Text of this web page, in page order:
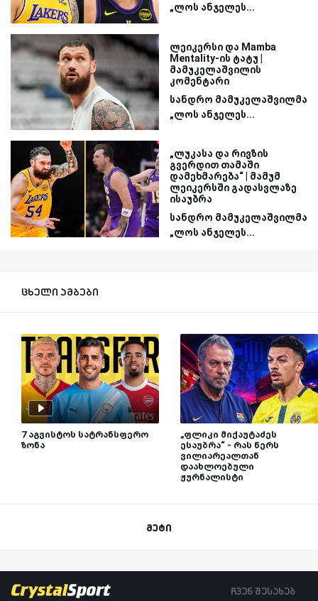
„ლოს ანჯელეს...
ლეიკერსი და Mamba
Mentality-ის ტატუ |
მამუკელაშვილის
კომენტარი
სანდრო მამუკელაშვილმა
„ლოს ანჯელეს...
„ლუკასა და რივზის
გვერდით თამაში
დამეხმარება“ | მამუმ
ლეიკერსში გადასვლაზე
ისაუბრა
სანდრო მამუკელაშვილმა
„ლოს ანჯელეს...
ცხელი ამბები
7 აგვისტოს სატრანსფერო
ზონა
„ფლიკი მიქაუტაძეს
ესაუბრა“ - რას წერს
ვილიარეალთან
დაახლოებული
ჟურნალისტი
მეტი
ჩვენ შესახებ